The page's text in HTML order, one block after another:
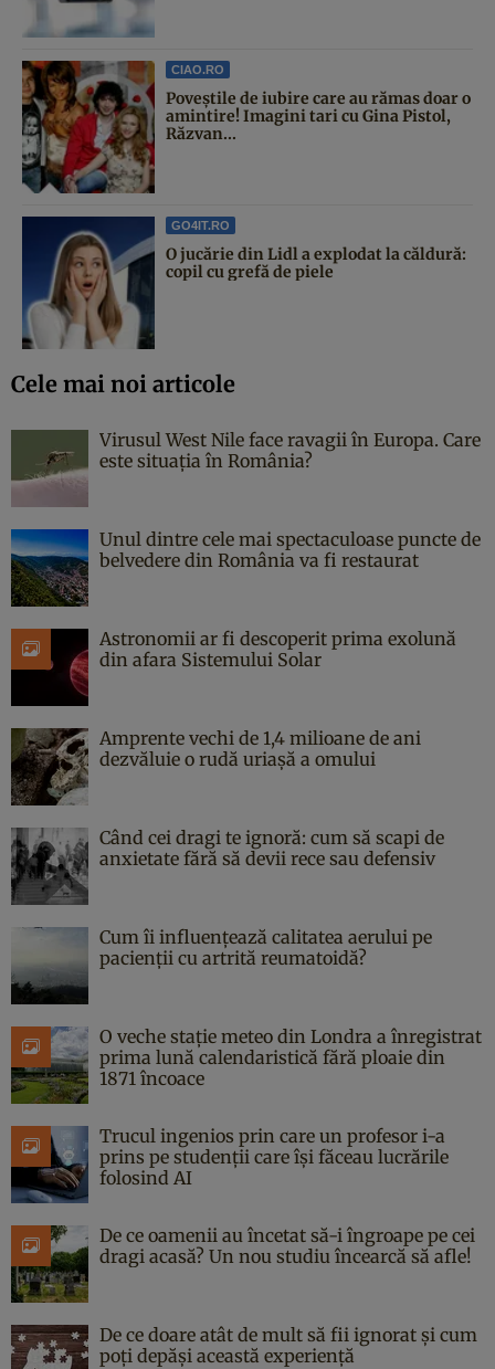
CIAO.RO
Poveştile de iubire care au rămas doar o
amintire! Imagini tari cu Gina Pistol,
Răzvan...
GO4IT.RO
O jucărie din Lidl a explodat la căldură:
copil cu grefă de piele
Cele mai noi articole
Virusul West Nile face ravagii în Europa. Care
este situația în România?
Unul dintre cele mai spectaculoase puncte de
belvedere din România va fi restaurat
Astronomii ar fi descoperit prima exolună
din afara Sistemului Solar
Amprente vechi de 1,4 milioane de ani
dezvăluie o rudă uriașă a omului
Când cei dragi te ignoră: cum să scapi de
anxietate fără să devii rece sau defensiv
Cum îi influențează calitatea aerului pe
pacienții cu artrită reumatoidă?
O veche stație meteo din Londra a înregistrat
prima lună calendaristică fără ploaie din
1871 încoace
Trucul ingenios prin care un profesor i-a
prins pe studenții care își făceau lucrările
folosind AI
De ce oamenii au încetat să-i îngroape pe cei
dragi acasă? Un nou studiu încearcă să afle!
De ce doare atât de mult să fii ignorat și cum
poți depăși această experiență